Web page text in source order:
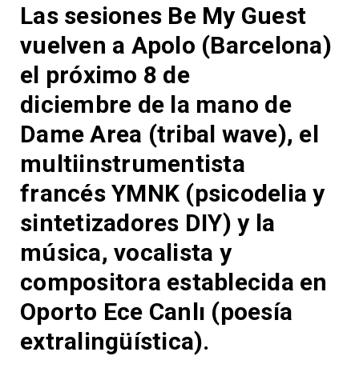
Las sesiones Be My Guest
vuelven a Apolo (Barcelona)
el próximo 8 de
diciembre de la mano de
Dame Area (tribal wave), el
multiinstrumentista
francés YMNK (psicodelia y
sintetizadores DIY) y la
música, vocalista y
compositora establecida en
Oporto Ece Canlı (poesía
extralingüística).